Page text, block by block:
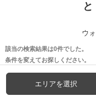
と
ウ
該当の検索結果は0件でした。
条件を変えてお探しください。
エリアを選択